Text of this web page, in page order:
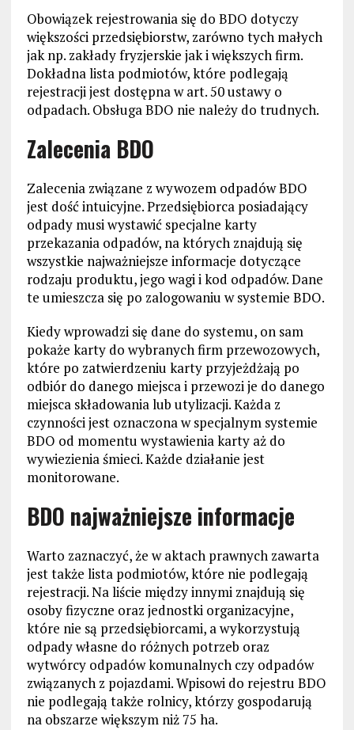
Obowiązek rejestrowania się do BDO dotyczy
większości przedsiębiorstw, zarówno tych małych
jak np. zakłady fryzjerskie jak i większych firm.
Dokładna lista podmiotów, które podlegają
rejestracji jest dostępna w art. 50 ustawy o
odpadach. Obsługa BDO nie należy do trudnych.
Zalecenia BDO
Zalecenia związane z wywozem odpadów BDO
jest dość intuicyjne. Przedsiębiorca posiadający
odpady musi wystawić specjalne karty
przekazania odpadów, na których znajdują się
wszystkie najważniejsze informacje dotyczące
rodzaju produktu, jego wagi i kod odpadów. Dane
te umieszcza się po zalogowaniu w systemie BDO.
Kiedy wprowadzi się dane do systemu, on sam
pokaże karty do wybranych firm przewozowych,
które po zatwierdzeniu karty przyjeżdżają po
odbiór do danego miejsca i przewozi je do danego
miejsca składowania lub utylizacji. Każda z
czynności jest oznaczona w specjalnym systemie
BDO od momentu wystawienia karty aż do
wywiezienia śmieci. Każde działanie jest
monitorowane.
BDO najważniejsze informacje
Warto zaznaczyć, że w aktach prawnych zawarta
jest także lista podmiotów, które nie podlegają
rejestracji. Na liście między innymi znajdują się
osoby fizyczne oraz jednostki organizacyjne,
które nie są przedsiębiorcami, a wykorzystują
odpady własne do różnych potrzeb oraz
wytwórcy odpadów komunalnych czy odpadów
związanych z pojazdami. Wpisowi do rejestru BDO
nie podlegają także rolnicy, którzy gospodarują
na obszarze większym niż 75 ha.